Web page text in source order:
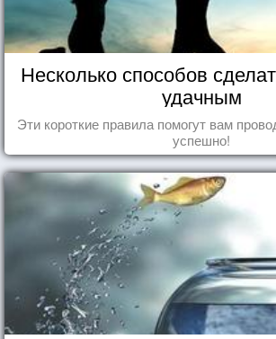
Несколько способов
удачным
Эти короткие правила помогут вам
успешно!